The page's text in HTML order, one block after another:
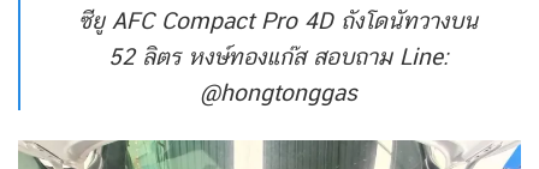
ซียู AFC Compact Pro 4D ถังโดนัทวางบน
52 ลิตร หงษ์ทองแก๊ส สอบถาม Line:
@hongtonggas